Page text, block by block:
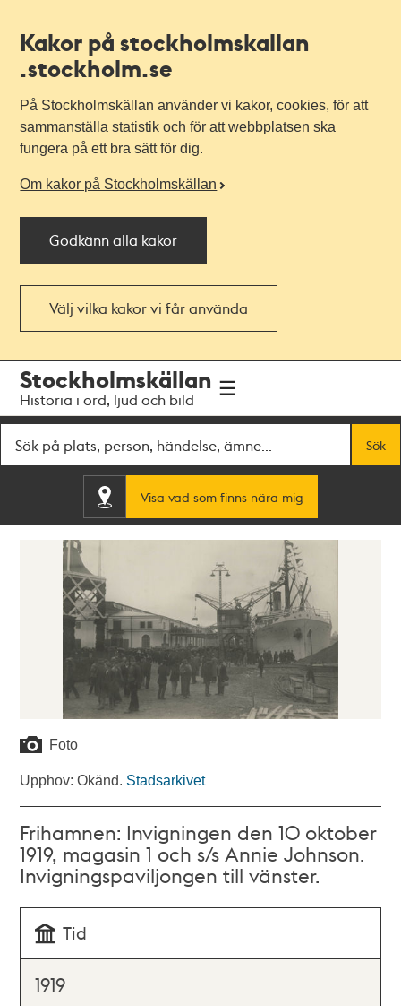
Kakor på stockholmskallan
.stockholm.se
På Stockholmskällan använder vi kakor, cookies, för att
sammanställa statistik och för att webbplatsen ska
fungera på ett bra sätt för dig.
Om kakor på Stockholmskällan
Godkänn alla kakor
Välj vilka kakor vi får använda
navigationen
huvudinnehållet
Stockholmskällan
Historia i ord, ljud och bild
Sök
Visa vad som finns nära mig
Foto
Upphov: Okänd. Stadsarkivet
Frihamnen: Invigningen den 10 oktober
1919, magasin 1 och s/s Annie Johnson.
Invigningspaviljongen till vänster.
Tid
1919